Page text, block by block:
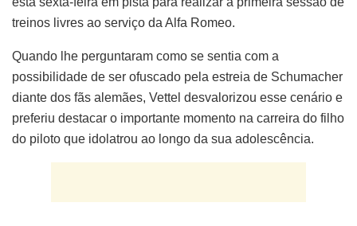
treinos livres ao serviço da Alfa Romeo.
Quando lhe perguntaram como se sentia com a
possibilidade de ser ofuscado pela estreia de Schumacher
diante dos fãs alemães, Vettel desvalorizou esse cenário e
preferiu destacar o importante momento na carreira do filho
do piloto que idolatrou ao longo da sua adolescência.